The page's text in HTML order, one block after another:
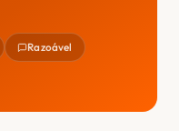
Razoável